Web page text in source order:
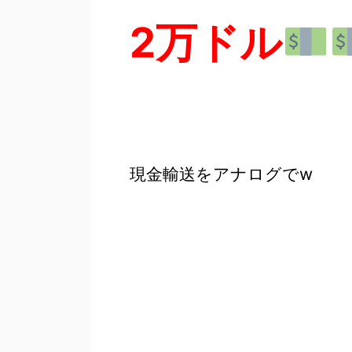
2万ドル
現金輸送をアナログでw